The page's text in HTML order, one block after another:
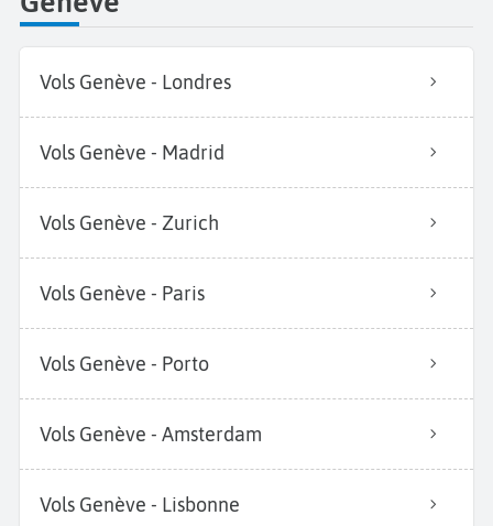
Vols Genève - Londres
Vols Genève - Madrid
Vols Genève - Zurich
Vols Genève - Paris
Vols Genève - Porto
Vols Genève - Amsterdam
Vols Genève - Lisbonne